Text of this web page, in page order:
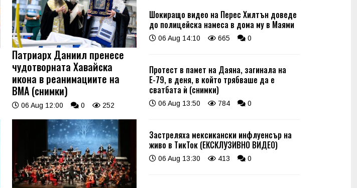
Патриарх Даниил пренесе
чудотворната Хавайска
икона в реанимациите на
ВМА (снимки)
06 Aug 12:00 0 252
Шокиращо видео на Перес Хилтън доведе
до полицейска намеса в дома му в Маями
06 Aug 14:10 665 0
Протест в памет на Даяна, загинала на
Е-79, в деня, в който трябваше да е
сватбата ѝ (снимки)
06 Aug 13:50 784 0
Застреляха мексикански инфлуенсър на
живо в ТикТок (ЕКСКЛУЗИВНО ВИДЕО)
06 Aug 13:30 413 0